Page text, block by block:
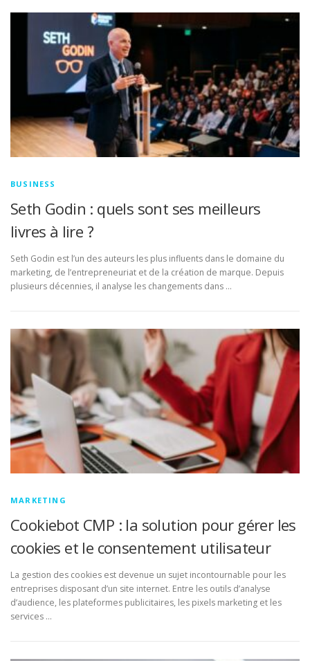
BUSINESS
Seth Godin : quels sont ses meilleurs
livres à lire ?
Seth Godin est l’un des auteurs les plus influents dans le domaine du
marketing, de l’entrepreneuriat et de la création de marque. Depuis
plusieurs décennies, il analyse les changements dans …
MARKETING
Cookiebot CMP : la solution pour gérer les
cookies et le consentement utilisateur
La gestion des cookies est devenue un sujet incontournable pour les
entreprises disposant d’un site internet. Entre les outils d’analyse
d’audience, les plateformes publicitaires, les pixels marketing et les
services …